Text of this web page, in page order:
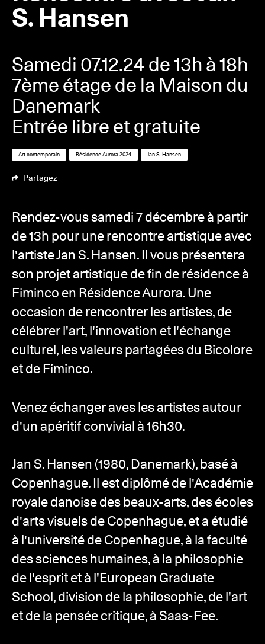
S. Hansen
Samedi 07.12.24 de 13h à 18h
7ème étage de la Maison du
Danemark
Entrée libre et gratuite
Art contemporain Résidence Aurora 2024 Jan S. Hansen
Partagez
Rendez-vous samedi 7 décembre à partir
de 13h pour une rencontre artistique avec
l'artiste Jan S. Hansen. Il vous présentera
son projet artistique de fin de résidence à
Fiminco en Résidence Aurora. Une
occasion de rencontrer les artistes, de
célébrer l'art, l'innovation et l'échange
culturel, les valeurs partagées du Bicolore
et de Fiminco.
Venez échanger aves les artistes autour
d'un apéritif convivial à 16h30.
Jan S. Hansen (1980, Danemark), basé à
Copenhague. Il est diplômé de l'Académie
royale danoise des beaux-arts, des écoles
d'arts visuels de Copenhague, et a étudié
à l'université de Copenhague, à la faculté
des sciences humaines, à la philosophie
de l'esprit et à l'European Graduate
School, division de la philosophie, de l'art
et de la pensée critique, à Saas-Fee.